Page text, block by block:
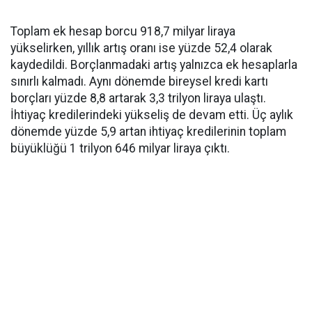
Toplam ek hesap borcu 918,7 milyar liraya
yükselirken, yıllık artış oranı ise yüzde 52,4 olarak
kaydedildi. Borçlanmadaki artış yalnızca ek hesaplarla
sınırlı kalmadı. Aynı dönemde bireysel kredi kartı
borçları yüzde 8,8 artarak 3,3 trilyon liraya ulaştı.
İhtiyaç kredilerindeki yükseliş de devam etti. Üç aylık
dönemde yüzde 5,9 artan ihtiyaç kredilerinin toplam
büyüklüğü 1 trilyon 646 milyar liraya çıktı.